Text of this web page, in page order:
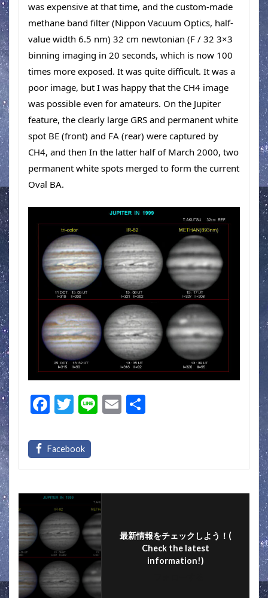
was expensive at that time, and the custom-made
methane band filter (Nippon Vacuum Optics, half-
value width 6.5 nm) 32 cm newtonian (F / 32 3×3
binning imaging in 20 seconds, which is now 100
times more exposed. It was quite difficult. It was a
poor image, but I was happy that the CH4 image
was possible even for amateurs. On the Jupiter
feature, the clearly large GRS and permanent white
spot BE (front) and FA (rear) were captured by
CH4, and then In the latter half of March 2000, two
permanent white spots merged to form the current
Oval BA.
F
e
b
o
k
T
itt
er
Li E
最新情報をチェックしよう！(
Check the latest
information!)